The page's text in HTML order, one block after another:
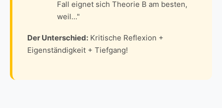
Fall eignet sich Theorie B am besten,
weil..."
Der Unterschied: Kritische Reflexion +
Eigenständigkeit + Tiefgang!